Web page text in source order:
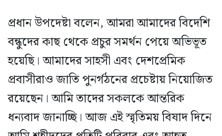
প্রধান উপদেষ্টা বলেন, আমরা আমাদের বিদেশি
বন্ধুদের কাছ থেকে প্রচুর সমর্থন পেয়ে অভিভূত
হয়েছি। আমাদের সাহসী এবং দেশপ্রেমিক
প্রবাসীরাও জাতি পুনর্গঠনের প্রচেষ্টায় নিয়োজিত
রয়েছেন। আমি তাদের সকলকে আন্তরিক
ধন্যবাদ জানাচ্ছি। আজ এই স্মৃতিময় বিষাদ দিনে